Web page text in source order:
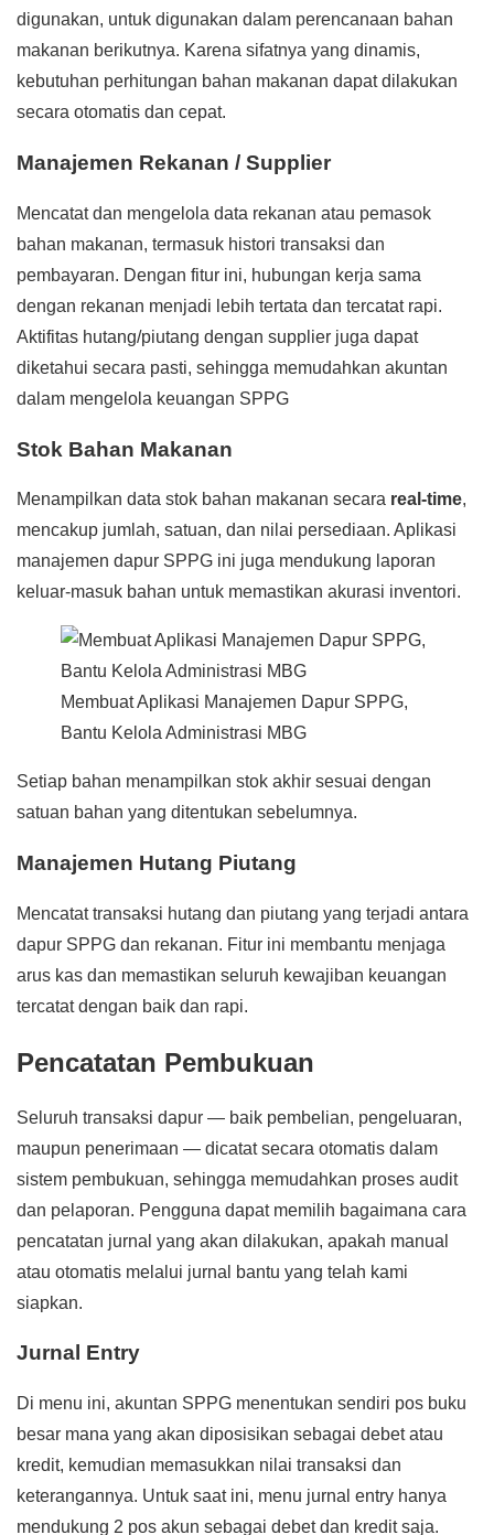
digunakan, untuk digunakan dalam perencanaan bahan
makanan berikutnya. Karena sifatnya yang dinamis,
kebutuhan perhitungan bahan makanan dapat dilakukan
secara otomatis dan cepat.
Manajemen Rekanan / Supplier
Mencatat dan mengelola data rekanan atau pemasok
bahan makanan, termasuk histori transaksi dan
pembayaran. Dengan fitur ini, hubungan kerja sama
dengan rekanan menjadi lebih tertata dan tercatat rapi.
Aktifitas hutang/piutang dengan supplier juga dapat
diketahui secara pasti, sehingga memudahkan akuntan
dalam mengelola keuangan SPPG
Stok Bahan Makanan
Menampilkan data stok bahan makanan secara real-time,
mencakup jumlah, satuan, dan nilai persediaan. Aplikasi
manajemen dapur SPPG ini juga mendukung laporan
keluar-masuk bahan untuk memastikan akurasi inventori.
Membuat Aplikasi Manajemen Dapur SPPG,
Bantu Kelola Administrasi MBG
Setiap bahan menampilkan stok akhir sesuai dengan
satuan bahan yang ditentukan sebelumnya.
Manajemen Hutang Piutang
Mencatat transaksi hutang dan piutang yang terjadi antara
dapur SPPG dan rekanan. Fitur ini membantu menjaga
arus kas dan memastikan seluruh kewajiban keuangan
tercatat dengan baik dan rapi.
Pencatatan Pembukuan
Seluruh transaksi dapur — baik pembelian, pengeluaran,
maupun penerimaan — dicatat secara otomatis dalam
sistem pembukuan, sehingga memudahkan proses audit
dan pelaporan. Pengguna dapat memilih bagaimana cara
pencatatan jurnal yang akan dilakukan, apakah manual
atau otomatis melalui jurnal bantu yang telah kami
siapkan.
Jurnal Entry
Di menu ini, akuntan SPPG menentukan sendiri pos buku
besar mana yang akan diposisikan sebagai debet atau
kredit, kemudian memasukkan nilai transaksi dan
keterangannya. Untuk saat ini, menu jurnal entry hanya
mendukung 2 pos akun sebagai debet dan kredit saja.